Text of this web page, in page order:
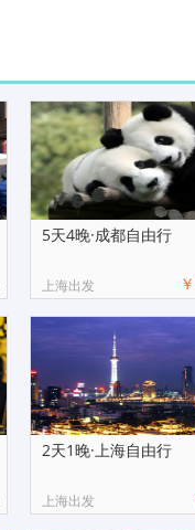
5天4晚·成都自由行
上海出发 ￥
2天1晚·上海自由行
上海出发